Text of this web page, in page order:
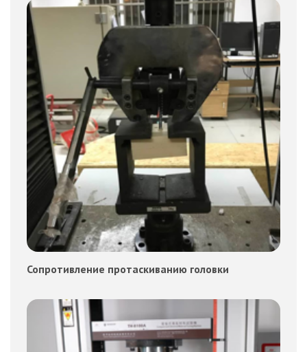
Сопротивление протаскиванию головки